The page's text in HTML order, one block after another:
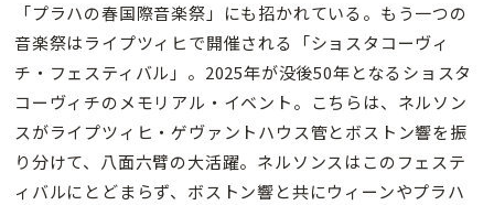
「プラハの春国際音楽祭」にも招かれている。もう一つの
音楽祭はライプツィヒで開催される「ショスタコーヴィ
チ・フェスティバル」。2025年が没後50年となるショスタ
コーヴィチのメモリアル・イベント。こちらは、ネルソン
スがライプツィヒ・ゲヴァントハウス管とボストン響を振
り分けて、八面六臂の大活躍。ネルソンスはこのフェステ
ィバルにとどまらず、ボストン響と共にウィーンやプラハ